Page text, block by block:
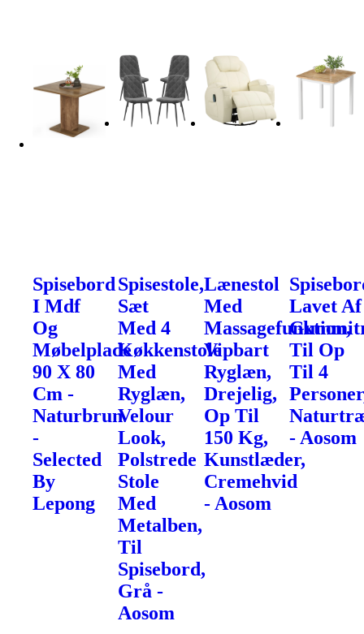
Spisebord
I Mdf
Og
Møbelplade
90 X 80
Cm -
Naturbrun
-
Selected
By
Lepong
Spisestole,
Sæt
Med 4
Køkkenstole
Med
Ryglæn,
Velour
Look,
Polstrede
Stole
Med
Metalben,
Til
Spisebord,
Grå -
Aosom
Lænestol
Med
Massagefunktion,
Vipbart
Ryglæn,
Drejelig,
Op Til
150 Kg,
Kunstlæder,
Cremehvid
- Aosom
Lavet Af
Til Op
Til 4
- Aosom